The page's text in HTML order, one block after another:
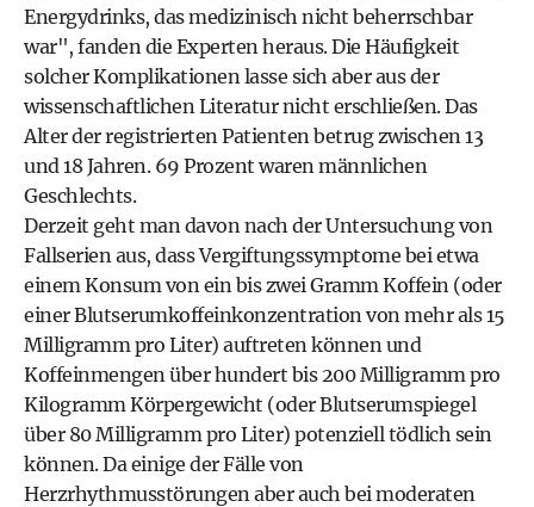
Energydrinks, das medizinisch nicht beherrschbar
war", fanden die Experten heraus. Die Häufigkeit
solcher Komplikationen lasse sich aber aus der
wissenschaftlichen Literatur nicht erschließen. Das
Alter der registrierten Patienten betrug zwischen 13
und 18 Jahren. 69 Prozent waren männlichen
Geschlechts.
Derzeit geht man davon nach der Untersuchung von
Fallserien aus, dass Vergiftungssymptome bei etwa
einem Konsum von ein bis zwei Gramm Koffein (oder
einer Blutserumkoffeinkonzentration von mehr als 15
Milligramm pro Liter) auftreten können und
Koffeinmengen über hundert bis 200 Milligramm pro
Kilogramm Körpergewicht (oder Blutserumspiegel
über 80 Milligramm pro Liter) potenziell tödlich sein
können. Da einige der Fälle von
Herzrhythmusstörungen aber auch bei moderaten